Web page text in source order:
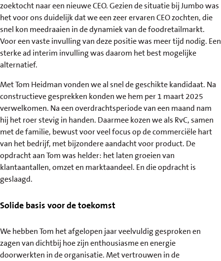
zoektocht naar een nieuwe CEO. Gezien de situatie bij Jumbo was
het voor ons duidelijk dat we een zeer ervaren CEO zochten, die
snel kon meedraaien in de dynamiek van de foodretailmarkt.
Voor een vaste invulling van deze positie was meer tijd nodig. Een
sterke ad interim invulling was daarom het best mogelijke
alternatief.
Met Tom Heidman vonden we al snel de geschikte kandidaat. Na
constructieve gesprekken konden we hem per 1 maart 2025
verwelkomen. Na een overdrachtsperiode van een maand nam
hij het roer stevig in handen. Daarmee kozen we als RvC, samen
met de familie, bewust voor veel focus op de commerciële hart
van het bedrijf, met bijzondere aandacht voor product. De
opdracht aan Tom was helder: het laten groeien van
klantaantallen, omzet en marktaandeel. En die opdracht is
geslaagd.
Solide basis voor de toekomst
We hebben Tom het afgelopen jaar veelvuldig gesproken en
zagen van dichtbij hoe zijn enthousiasme en energie
doorwerkten in de organisatie. Met vertrouwen in de